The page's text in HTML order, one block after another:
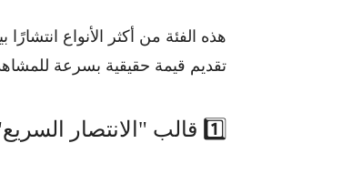
هذه الفئة من أكثر الأنواع
تقديم قيمة حقيقية بسرعة
1️⃣ قالب "الانتصار السريع" (Quick Win)